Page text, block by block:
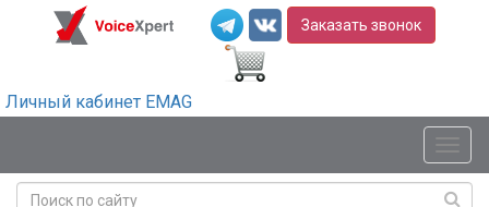
Заказать звонок
Личный кабинет EMAG